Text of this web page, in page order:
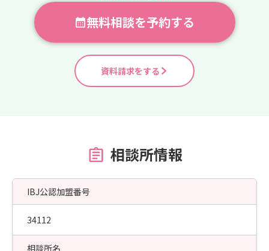
無料相談を予約する
資料請求をする
相談所情報
IBJ公認加盟番号
34112
相談所名